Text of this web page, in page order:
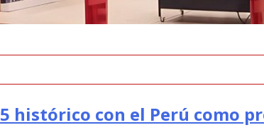
histórico con el Perú como